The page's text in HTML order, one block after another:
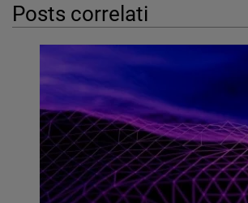
Posts correlati